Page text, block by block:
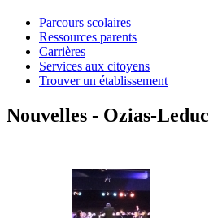
Parcours scolaires
Ressources parents
Carrières
Services aux citoyens
Trouver un établissement
Nouvelles - Ozias-Leduc